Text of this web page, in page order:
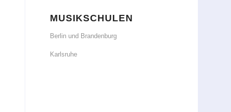
MUSIKSCHULEN
Berlin und Brandenburg
Karlsruhe